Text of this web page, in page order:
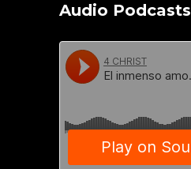
Audio Podcasts